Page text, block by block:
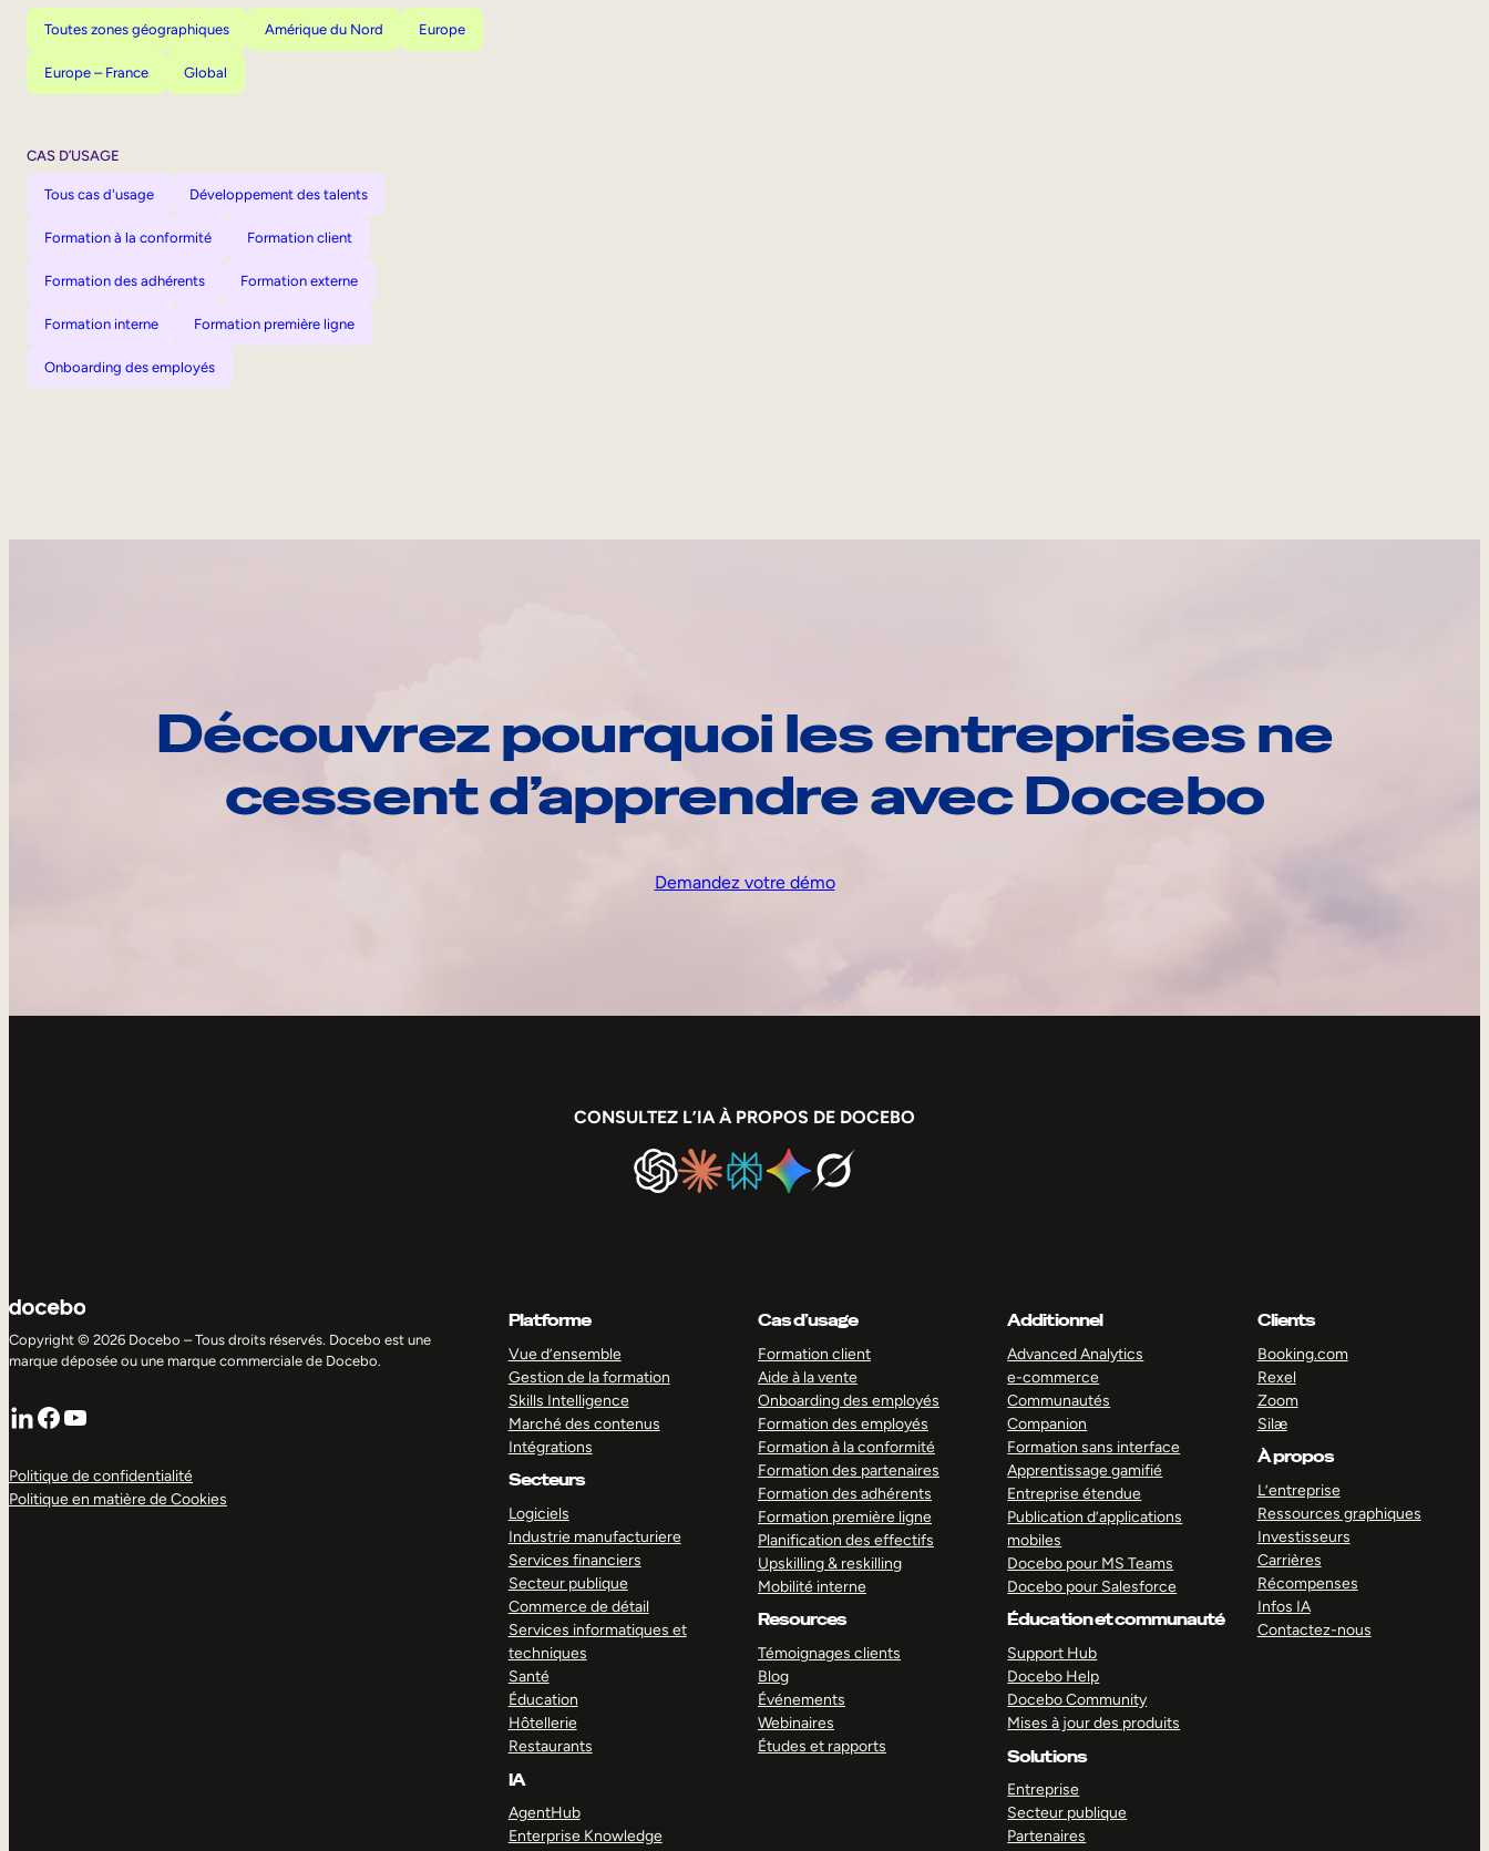
Toutes zones géographiques Amérique du Nord Europe
Europe – France Global
CAS D’USAGE
Tous cas d'usage Développement des talents
Formation à la conformité Formation client
Formation des adhérents Formation externe
Formation interne Formation première ligne
Onboarding des employés
Découvrez pourquoi les entreprises ne
cessent d’apprendre avec Docebo
Demandez votre démo
CONSULTEZ L’IA À PROPOS DE DOCEBO
Copyright © 2026 Docebo – Tous droits réservés. Docebo est une
marque déposée ou une marque commerciale de Docebo.
LinkedIn
Facebook
YouTube
Politique de confidentialité
Politique en matière de Cookies
Platforme
Vue d’ensemble
Gestion de la formation
Skills Intelligence
Marché des contenus
Intégrations
Secteurs
Logiciels
Industrie manufacturiere
Services financiers
Secteur publique
Commerce de détail
Services informatiques et
techniques
Santé
Éducation
Hôtellerie
Restaurants
IA
AgentHub
Enterprise Knowledge
Cas d’usage
Formation client
Aide à la vente
Onboarding des employés
Formation des employés
Formation à la conformité
Formation des partenaires
Formation des adhérents
Formation première ligne
Planification des effectifs
Upskilling & reskilling
Mobilité interne
Resources
Témoignages clients
Blog
Événements
Webinaires
Études et rapports
Additionnel
Advanced Analytics
e-commerce
Communautés
Companion
Formation sans interface
Apprentissage gamifié
Entreprise étendue
Publication d’applications
mobiles
Docebo pour MS Teams
Docebo pour Salesforce
Éducation et communauté
Support Hub
Docebo Help
Docebo Community
Mises à jour des produits
Solutions
Entreprise
Secteur publique
Partenaires
Clients
Booking.com
Rexel
Zoom
Silæ
À propos
L’entreprise
Ressources graphiques
Investisseurs
Carrières
Récompenses
Infos IA
Contactez-nous